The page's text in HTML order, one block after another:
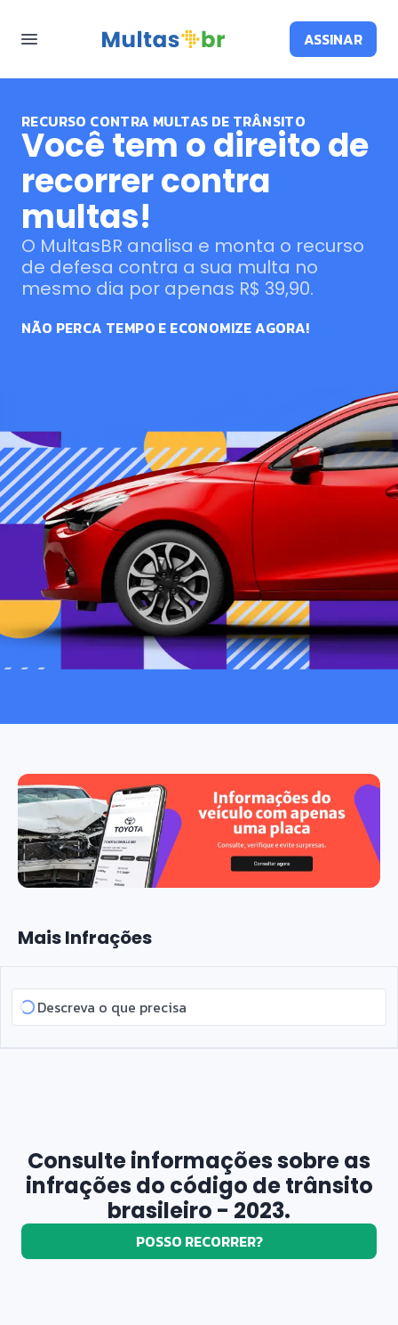
ASSINAR
RECURSO CONTRA MULTAS DE TRÂNSITO
Você tem o direito de
recorrer contra
multas!
O MultasBR analisa e monta o recurso
de defesa contra a sua multa no
mesmo dia por apenas R$ 39,90.
NÃO PERCA TEMPO E ECONOMIZE AGORA!
Mais Infrações
Consulte informações sobre as
infrações do código de trânsito
brasileiro - 2023.
POSSO RECORRER?